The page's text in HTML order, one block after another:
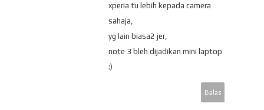
xperia tu lebih kepada camera
sahaja,
yg lain biasa2 jer,
note 3 bleh dijadikan mini laptop
:)
Balas